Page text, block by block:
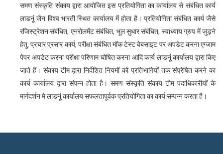
समण संस्कृति संकाय द्वारा आयोजित इस प्रतियोगिता का कार्यालय से संबंधित कार्य
लाडनूं जैन विश्व भारती स्थित कार्यालय में होता है। प्रतियोगिता संबंधित कार्य जैसे
रजिस्ट्रेशन संबंधित, एनरोलमेंट संबंधित, भूल सुधार संबंधित, स्वाध्याय ग्रुप में जुड़ने
हेतु, प्रचार प्रसार कार्य, परीक्षा संबंधित मॉक टेस्ट वेबसाइट पर अपडेट करना एग्जाम
पेपर अपडेट करना परीक्षा परिणाम घोषित करना आदि कार्य लाडनूं कार्यालय द्वारा किए
जाते हैं। संकाय टीम द्वारा निर्देशित नियमों को प्रतिभागियों तक संप्रेषित करने का
कार्य कार्यालय द्वारा संपन्न होता है। समण संस्कृति संकाय टीम पदाधिकारीयों के
मार्गदर्शन मे लाडनूं कार्यालय सफलतापूर्वक प्रतियोगिता का कार्य सम्पन्न करता है।